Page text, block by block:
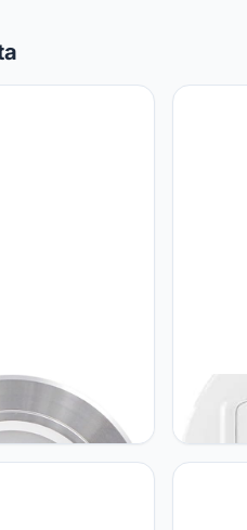
1PC LED
AC 220V 230V
15W 18W LED